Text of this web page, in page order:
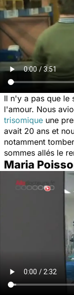
Il n'y a pas que le
l'amour. Nous
trisomique une
avait 20 ans et
notamment
sommes allés le
Maria